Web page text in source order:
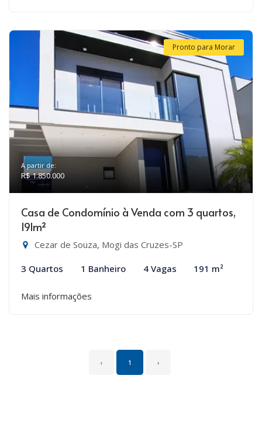
Pronto para Morar
A partir de:
R$ 1.850.000
Casa de Condomínio à Venda com 3 quartos,
191m²
Cezar de Souza, Mogi das Cruzes-SP
3 Quartos 1 Banheiro 4 Vagas 191 m²
Mais informações
‹ 1 ›